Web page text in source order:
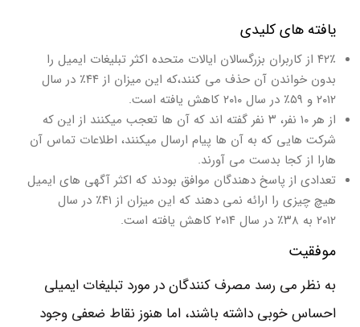
یافته های کلیدی
۴۲٪ از کاربران بزرگسالان ایالات متحده اکثر تبلیغات ایمیل را
بدون خواندن آن حذف می کنند،که این میزان از ۴۴٪ در سال
۲۰۱۲ و ۵۹٪ در سال ۲۰۱۰ کاهش یافته است.
از هر ۱۰ نفر، ۳ نفر گفته اند که آن ها تعجب میکنند از این که
شرکت هایی که به آن ها پیام ارسال میکنند، اطلاعات تماس آن
هارا از کجا بدست می آورند.
تعدادی از پاسخ دهندگان موافق بودند که اکثر آگهی های ایمیل
هیچ چیزی را ارائه نمی دهند که این میزان از ۴۱٪ در سال
۲۰۱۲ به ۳۸٪ در سال ۲۰۱۴ کاهش یافته است.
موفقیت
به نظر می رسد مصرف کنندگان در مورد تبلیغات ایمیلی
احساس خوبی داشته باشند، اما هنوز نقاط ضعفی وجود